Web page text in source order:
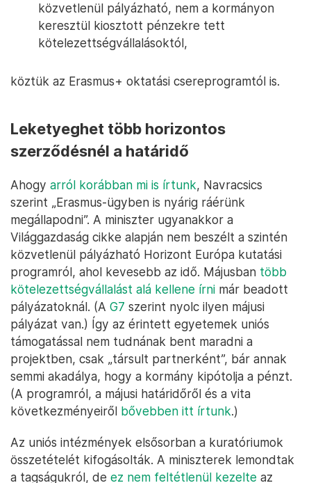
közvetlenül pályázható, nem a kormányon
keresztül kiosztott pénzekre tett
kötelezettségvállalásoktól,
köztük az Erasmus+ oktatási csereprogramtól is.
Leketyeghet több horizontos
szerződésnél a határidő
Ahogy arról korábban mi is írtunk, Navracsics
szerint „Erasmus-ügyben is nyárig ráérünk
megállapodni”. A miniszter ugyanakkor a
Világgazdaság cikke alapján nem beszélt a szintén
közvetlenül pályázható Horizont Európa kutatási
programról, ahol kevesebb az idő. Májusban több
kötelezettségvállalást alá kellene írni már beadott
pályázatoknál. (A G7 szerint nyolc ilyen májusi
pályázat van.) Így az érintett egyetemek uniós
támogatással nem tudnának bent maradni a
projektben, csak „társult partnerként”, bár annak
semmi akadálya, hogy a kormány kipótolja a pénzt.
(A programról, a májusi határidőről és a vita
következményeiről bővebben itt írtunk.)
Az uniós intézmények elsősorban a kuratóriumok
összetételét kifogásolták. A miniszterek lemondtak
a tagságukról, de ez nem feltétlenül kezelte az